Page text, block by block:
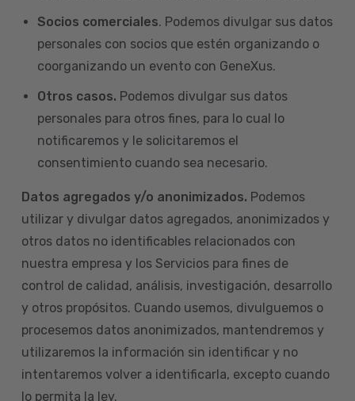
Socios comerciales. Podemos divulgar sus datos
personales con socios que estén organizando o
coorganizando un evento con GeneXus.
Otros casos. Podemos divulgar sus datos
personales para otros fines, para lo cual lo
notificaremos y le solicitaremos el
consentimiento cuando sea necesario.
Datos agregados y/o anonimizados. Podemos
utilizar y divulgar datos agregados, anonimizados y
otros datos no identificables relacionados con
nuestra empresa y los Servicios para fines de
control de calidad, análisis, investigación, desarrollo
y otros propósitos. Cuando usemos, divulguemos o
procesemos datos anonimizados, mantendremos y
utilizaremos la información sin identificar y no
intentaremos volver a identificarla, excepto cuando
lo permita la ley.